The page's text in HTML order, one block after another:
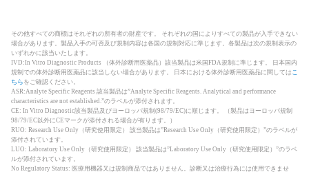
その他すべての商標はそれぞれの所有者の財産です。 それぞれの国によりすべての製品が入手できない
場合があります。製品入手の可否及び規制内容は各国の規制対応に準じます。各製品は次の規制表示の
いずれかに該当いたします。
IVD:In Vitro Diagnostic Products （体外診断用医薬品）該当製品は米国FDA規制に準じます。 日本国内
規制での体外診断用医薬品に該当しない場合があります。 日本における体外診断用医薬品に関しては こ
ちら をご確認ください。
ASR:Analyte Specific Reagents 該当製品は”Analyte Specific Reagents. Analytical and performance
characteristics are not established.”のラベルが添付されます。
CE: In Vitro Diagnostic該当製品及びヨーロッパ規制(98/79/EC)に順じます。 （製品はヨーロッパ規制
98/79/EC以外にCEマークが添付される場合が有ります。）
RUO: Research Use Only（研究使用限定） 該当製品は”Research Use Only（研究使用限定）”のラベルが
添付されています。
LUO: Laboratory Use Only（研究使用限定） 該当製品は”Laboratory Use Only（研究使用限定）”のラベ
ルが添付されています。
No Regulatory Status: 医療用機器又は規制商品ではありません。診断又は治療行為には使用できませ